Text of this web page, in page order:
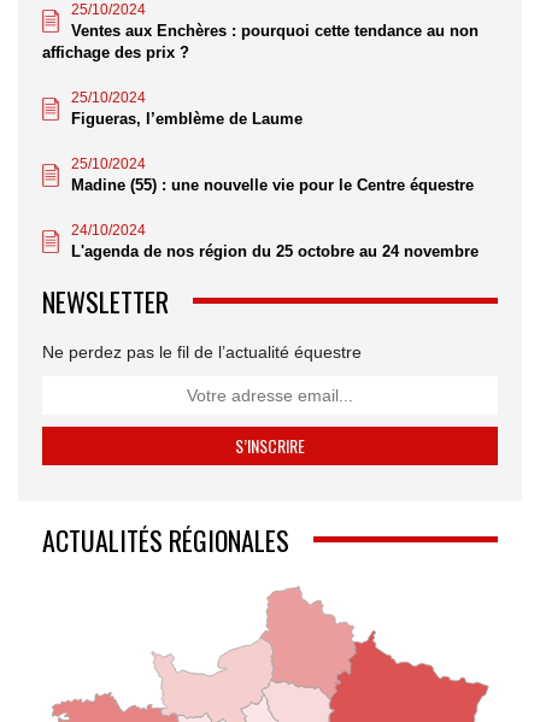
25/10/2024
Ventes aux Enchères : pourquoi cette tendance au non
affichage des prix ?
25/10/2024
Figueras, l’emblème de Laume
25/10/2024
Madine (55) : une nouvelle vie pour le Centre équestre
24/10/2024
L'agenda de nos région du 25 octobre au 24 novembre
NEWSLETTER
Ne perdez pas le fil de l’actualité équestre
ACTUALITÉS RÉGIONALES